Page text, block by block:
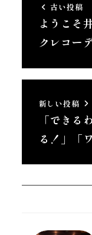
古い投稿
ようこそ
クレコー
新しい投稿
「できる
る！」「